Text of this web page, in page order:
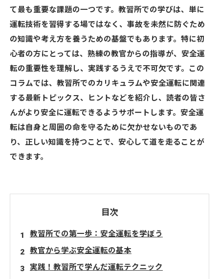
て最も重要な課題の一つです。教習所での学びは、単に
運転技術を習得する場ではなく、事故を未然に防ぐため
の知識や考え方を養うための基盤でもあります。特に初
心者の方にとっては、熟練の教官からの指導が、安全運
転の重要性を理解し、実践するうえで不可欠です。この
コラムでは、教習所でのカリキュラムや安全運転に関連
する最新トピックス、ヒントなどを紹介し、読者の皆さ
んがより安全に運転できるようサポートします。安全運
転は自身と周囲の命を守るために欠かせないものであ
り、正しい知識を持つことで、安心して道を走ることが
できます。
目次
教習所での第一歩：安全運転を学ぼう
教官から学ぶ安全運転の基本
実践！教習所で学んだ運転テクニック